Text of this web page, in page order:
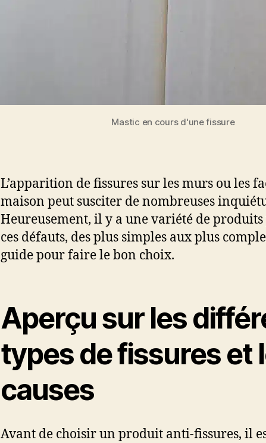
Mastic en cours d'une fissure
L’apparition de fissures sur les murs ou les
maison peut susciter de nombreuses
Heureusement, il y a une variété de
ces défauts, des plus simples aux plus
guide pour faire le bon choix.
Aperçu sur les
types de fissures et
causes
Avant de choisir un produit anti-fissures, il